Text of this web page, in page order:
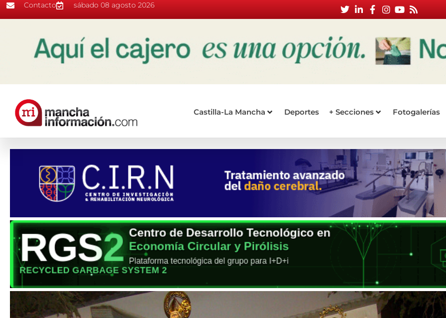
Contacto sábado 08 agosto 2026
Castilla-La Mancha Deportes + Secciones Fotogalerías